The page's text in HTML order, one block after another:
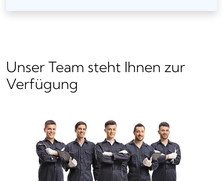
Unser Team steht Ihnen zur
Verfügung